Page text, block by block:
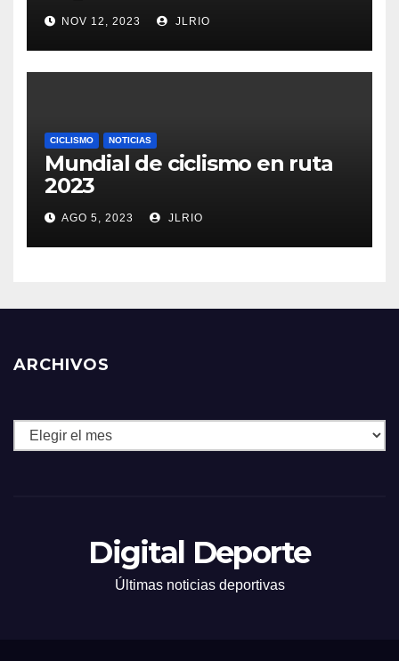
NOV 12, 2023 JLRIO
CICLISMO NOTICIAS
Mundial de ciclismo en ruta
2023
AGO 5, 2023 JLRIO
ARCHIVOS
Archivos
Digital Deporte
Últimas noticias deportivas